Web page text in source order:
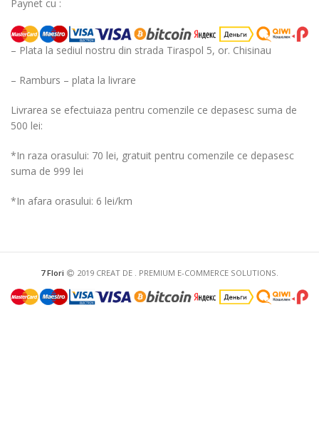
Paynet cu :
– Plata la sediul nostru din strada Tiraspol 5, or. Chisinau
– Ramburs – plata la livrare
Livrarea se efectuiaza pentru comenzile ce depasesc suma de
500 lei:
*In raza orasului: 70 lei, gratuit pentru comenzile ce depasesc
suma de 999 lei
*In afara orasului: 6 lei/km
7 Flori 2019 CREAT DE . PREMIUM E-COMMERCE SOLUTIONS.